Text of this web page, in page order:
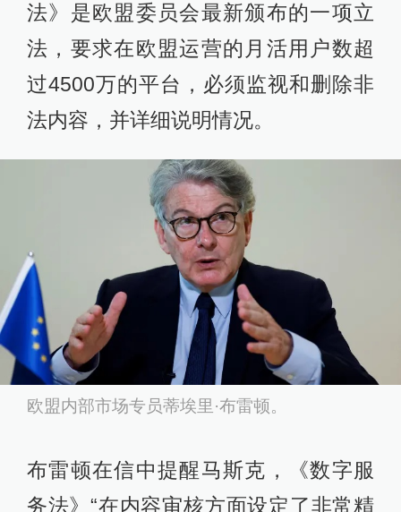
法》是欧盟委员会最新颁布的一项立
法，要求在欧盟运营的月活用户数超
过4500万的平台，必须监视和删除非
法内容，并详细说明情况。
欧盟内部市场专员蒂埃里·布雷顿。
布雷顿在信中提醒马斯克，《数字服
务法》“在内容审核方面设定了非常精